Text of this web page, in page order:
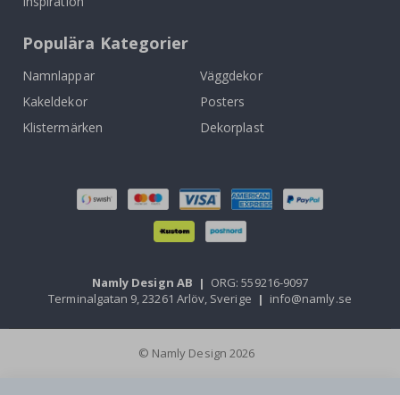
Populära Kategorier
Namnlappar
Väggdekor
Kakeldekor
Posters
Klistermärken
Dekorplast
Namly Design AB | ORG: 559216-9097
Terminalgatan 9, 23261 Arlöv, Sverige | info@namly.se
© Namly Design 2026